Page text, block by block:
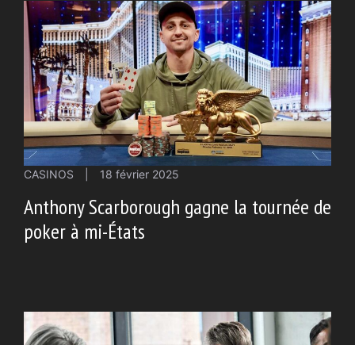
CASINOS 18 février 2025
Anthony Scarborough gagne la tournée de
poker à mi-États